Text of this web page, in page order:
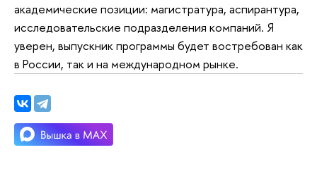
академические позиции: магистратура, аспирантура,
исследовательские подразделения компаний. Я
уверен, выпускник программы будет востребован как
в России, так и на международном рынке.